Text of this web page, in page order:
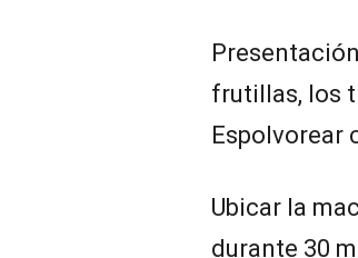
frutillas, los
Espolvorear
Ubicar la
durante 30